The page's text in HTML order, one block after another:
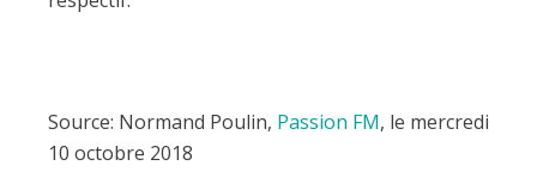
Source: Normand Poulin, Passion FM, le mercredi
10 octobre 2018